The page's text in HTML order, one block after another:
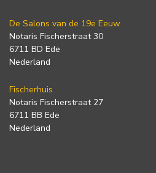
De Salons van de 19e Eeuw
Notaris Fischerstraat 30
6711 BD Ede
Nederland
Fischerhuis
Notaris Fischerstraat 27
6711 BB Ede
Nederland